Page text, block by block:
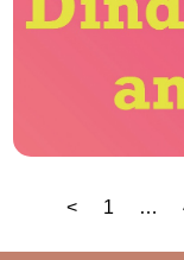
< 1 …